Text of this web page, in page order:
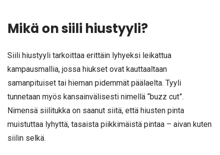
Mikä on siili hiustyyli?
Siili hiustyyli tarkoittaa erittäin lyhyeksi leikattua
kampausmallia, jossa hiukset ovat kauttaaltaan
samanpituiset tai hieman pidemmät päälaelta. Tyyli
tunnetaan myös kansainvälisesti nimellä “buzz cut”.
Nimensä siilitukka on saanut siitä, että hiusten pinta
muistuttaa lyhyttä, tasaista piikkimäistä pintaa – aivan kuten
siilin selkä.